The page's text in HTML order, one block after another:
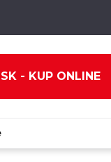
- KUP ONLINE